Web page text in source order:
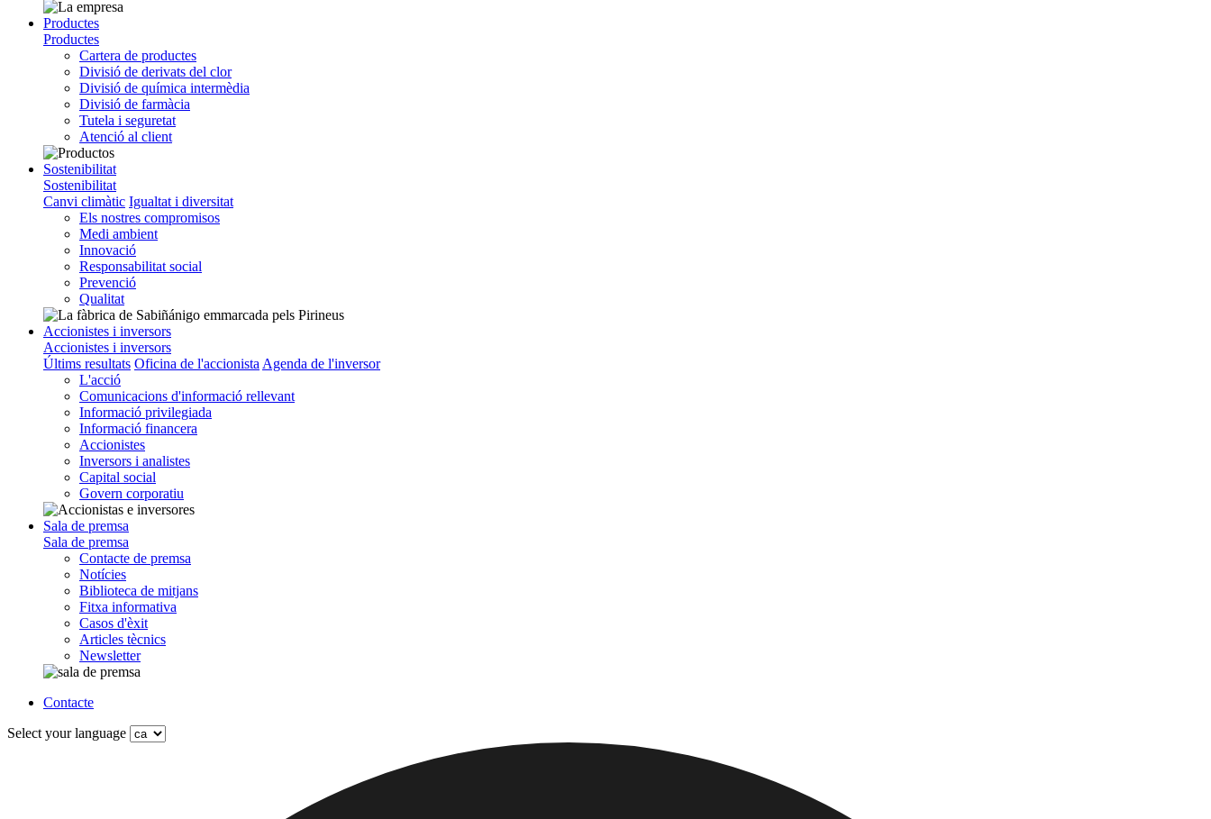
Productes
Productes
Cartera de productes
Divisió de derivats del clor
Divisió de química intermèdia
Divisió de farmàcia
Tutela i seguretat
Atenció al client
Sostenibilitat
Sostenibilitat
Canvi climàtic Igualtat i diversitat
Els nostres compromisos
Medi ambient
Innovació
Responsabilitat social
Prevenció
Qualitat
Accionistes i inversors
Accionistes i inversors
Últims resultats Oficina de l'accionista Agenda de l'inversor
L'acció
Comunicacions d'informació rellevant
Informació privilegiada
Informació financera
Accionistes
Inversors i analistes
Capital social
Govern corporatiu
Sala de premsa
Sala de premsa
Contacte de premsa
Notícies
Biblioteca de mitjans
Fitxa informativa
Casos d'èxit
Articles tècnics
Newsletter
Contacte
Select your language